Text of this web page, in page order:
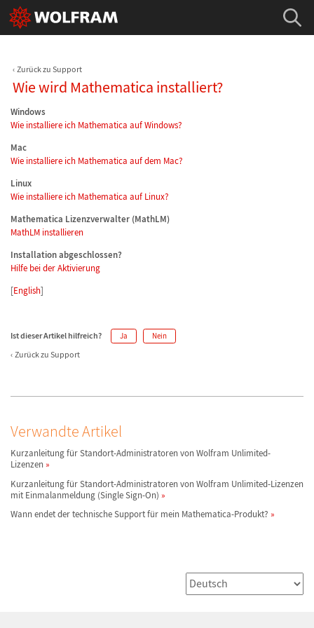
Zurück zu Support
Wie wird Mathematica installiert?
Windows
Wie installiere ich Mathematica auf Windows?
Mac
Wie installiere ich Mathematica auf dem Mac?
Linux
Wie installiere ich Mathematica auf Linux?
Mathematica Lizenzverwalter (MathLM)
MathLM installieren
Installation abgeschlossen?
Hilfe bei der Aktivierung
[English]
Ist dieser Artikel hilfreich? Ja Nein
Zurück zu Support
Verwandte Artikel
Kurzanleitung für Standort-Administratoren von Wolfram Unlimited-
Lizenzen
Kurzanleitung für Standort-Administratoren von Wolfram Unlimited-Lizenzen
mit Einmalanmeldung (Single Sign-On)
Wann endet der technische Support für mein Mathematica-Produkt?